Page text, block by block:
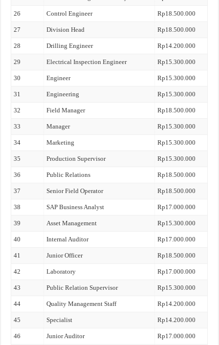
26 Control Engineer Rp18.500.000
27 Division Head Rp18.500.000
28 Drilling Engineer Rp14.200.000
29 Electrical Inspection Engineer Rp15.300.000
30 Engineer Rp15.300.000
31 Engineering Rp15.300.000
32 Field Manager Rp18.500.000
33 Manager Rp15.300.000
34 Marketing Rp15.300.000
35 Production Supervisor Rp15.300.000
36 Public Relations Rp18.500.000
37 Senior Field Operator Rp18.500.000
38 SAP Business Analyst Rp17.000.000
39 Asset Management Rp15.300.000
40 Internal Auditor Rp17.000.000
41 Junior Officer Rp18.500.000
42 Laboratory Rp17.000.000
43 Public Relation Supervisor Rp15.300.000
44 Quality Management Staff Rp14.200.000
45 Specialist Rp14.200.000
46 Junior Auditor Rp17.000.000